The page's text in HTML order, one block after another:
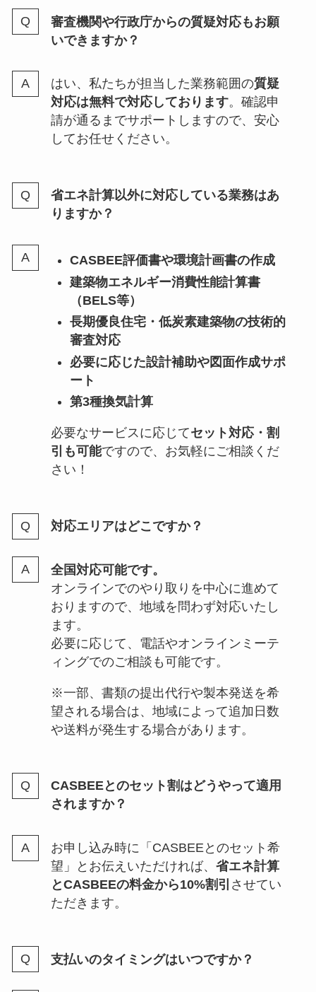
審査機関や行政庁からの質疑対応もお願
いできますか？
はい、私たちが担当した業務範囲の質疑
対応は無料で対応しております。確認申
請が通るまでサポートしますので、安心
してお任せください。
省エネ計算以外に対応している業務はあ
りますか？
CASBEE評価書や環境計画書の作成
建築物エネルギー消費性能計算書
（BELS等）
長期優良住宅・低炭素建築物の技術的
審査対応
必要に応じた設計補助や図面作成サポ
ート
第3種換気計算
必要なサービスに応じてセット対応・割
引も可能ですので、お気軽にご相談くだ
さい！
対応エリアはどこですか？
全国対応可能です。
オンラインでのやり取りを中心に進めて
おりますので、地域を問わず対応いたし
ます。
必要に応じて、電話やオンラインミーテ
ィングでのご相談も可能です。
※一部、書類の提出代行や製本発送を希
望される場合は、地域によって追加日数
や送料が発生する場合があります。
CASBEEとのセット割はどうやって適用
されますか？
お申し込み時に「CASBEEとのセット希
望」とお伝えいただければ、 省エネ計算
とCASBEEの料金から10%割引 させてい
ただきます。
支払いのタイミングはいつですか？